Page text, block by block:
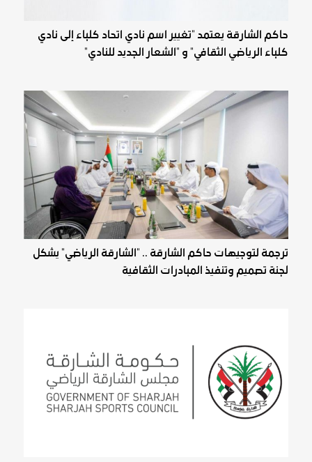
حاكم الشارقة يعتمد "تغيير اسم نادي اتحاد كلباء إلى نادي
كلباء الرياضي الثقافي" و "الشعار الجديد للنادي"
ترجمة لتوجيهات حاكم الشارقة .. "الشارقة الرياضي" يشكل
لجنة تصميم وتنفيذ المبادرات الثقافية